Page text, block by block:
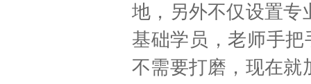
地，另外不仅设置专
基础学员，老师手
不需要打磨，现在就